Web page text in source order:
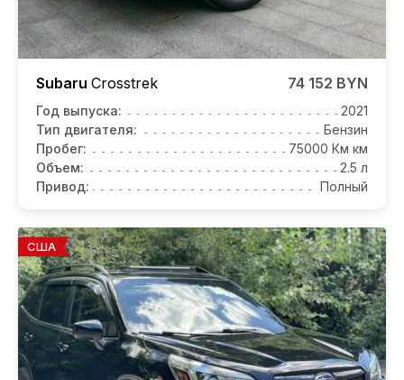
Subaru Crosstrek 74 152 BYN
Год выпуска:
2021
Тип двигателя:
Бензин
Пробег:
75000 Км км
Объем:
2.5 л
Привод:
Полный
США